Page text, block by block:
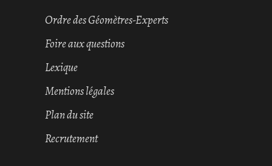
Ordre des Géomètres-Experts
Foire aux questions
Lexique
Mentions légales
Plan du site
Recrutement